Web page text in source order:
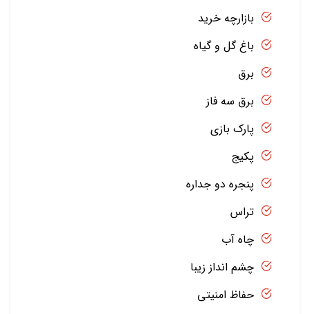
بازارچه خرید
باغ گل و گیاه
برق
برق سه فاز
پارک بازی
پکیج
پنجره دو جداره
تراس
چاه آب
چشم انداز زیبا
حفاظ امنیتی